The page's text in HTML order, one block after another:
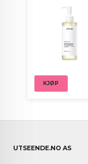
KJØP
UTSEENDE.NO AS